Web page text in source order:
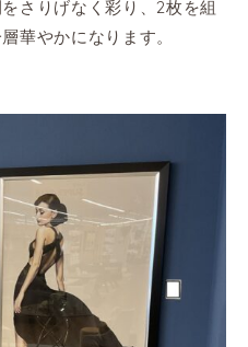
さりげなく彩り、2枚を組
華やかになります。